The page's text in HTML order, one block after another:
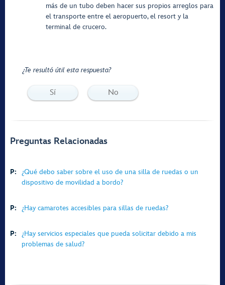
más de un tubo deben hacer sus propios arreglos para
el transporte entre el aeropuerto, el resort y la
terminal de crucero.
¿Te resultó útil esta respuesta?
Sí No
Preguntas Relacionadas
P:
¿Qué debo saber sobre el uso de una silla de ruedas o un
dispositivo de movilidad a bordo?
P: ¿Hay camarotes accesibles para sillas de ruedas?
P:
¿Hay servicios especiales que pueda solicitar debido a mis
problemas de salud?